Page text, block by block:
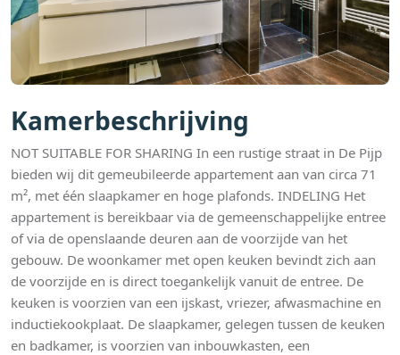
Kamerbeschrijving
NOT SUITABLE FOR SHARING In een rustige straat in De Pijp
bieden wij dit gemeubileerde appartement aan van circa 71
m², met één slaapkamer en hoge plafonds. INDELING Het
appartement is bereikbaar via de gemeenschappelijke entree
of via de openslaande deuren aan de voorzijde van het
gebouw. De woonkamer met open keuken bevindt zich aan
de voorzijde en is direct toegankelijk vanuit de entree. De
keuken is voorzien van een ijskast, vriezer, afwasmachine en
inductiekookplaat. De slaapkamer, gelegen tussen de keuken
en badkamer, is voorzien van inbouwkasten, een